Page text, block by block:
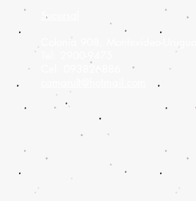
Sucursal
Colonia 908,
Cel: 093826886